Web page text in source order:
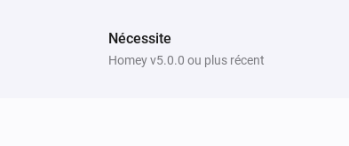
Nécessite
Homey v5.0.0 ou plus récent